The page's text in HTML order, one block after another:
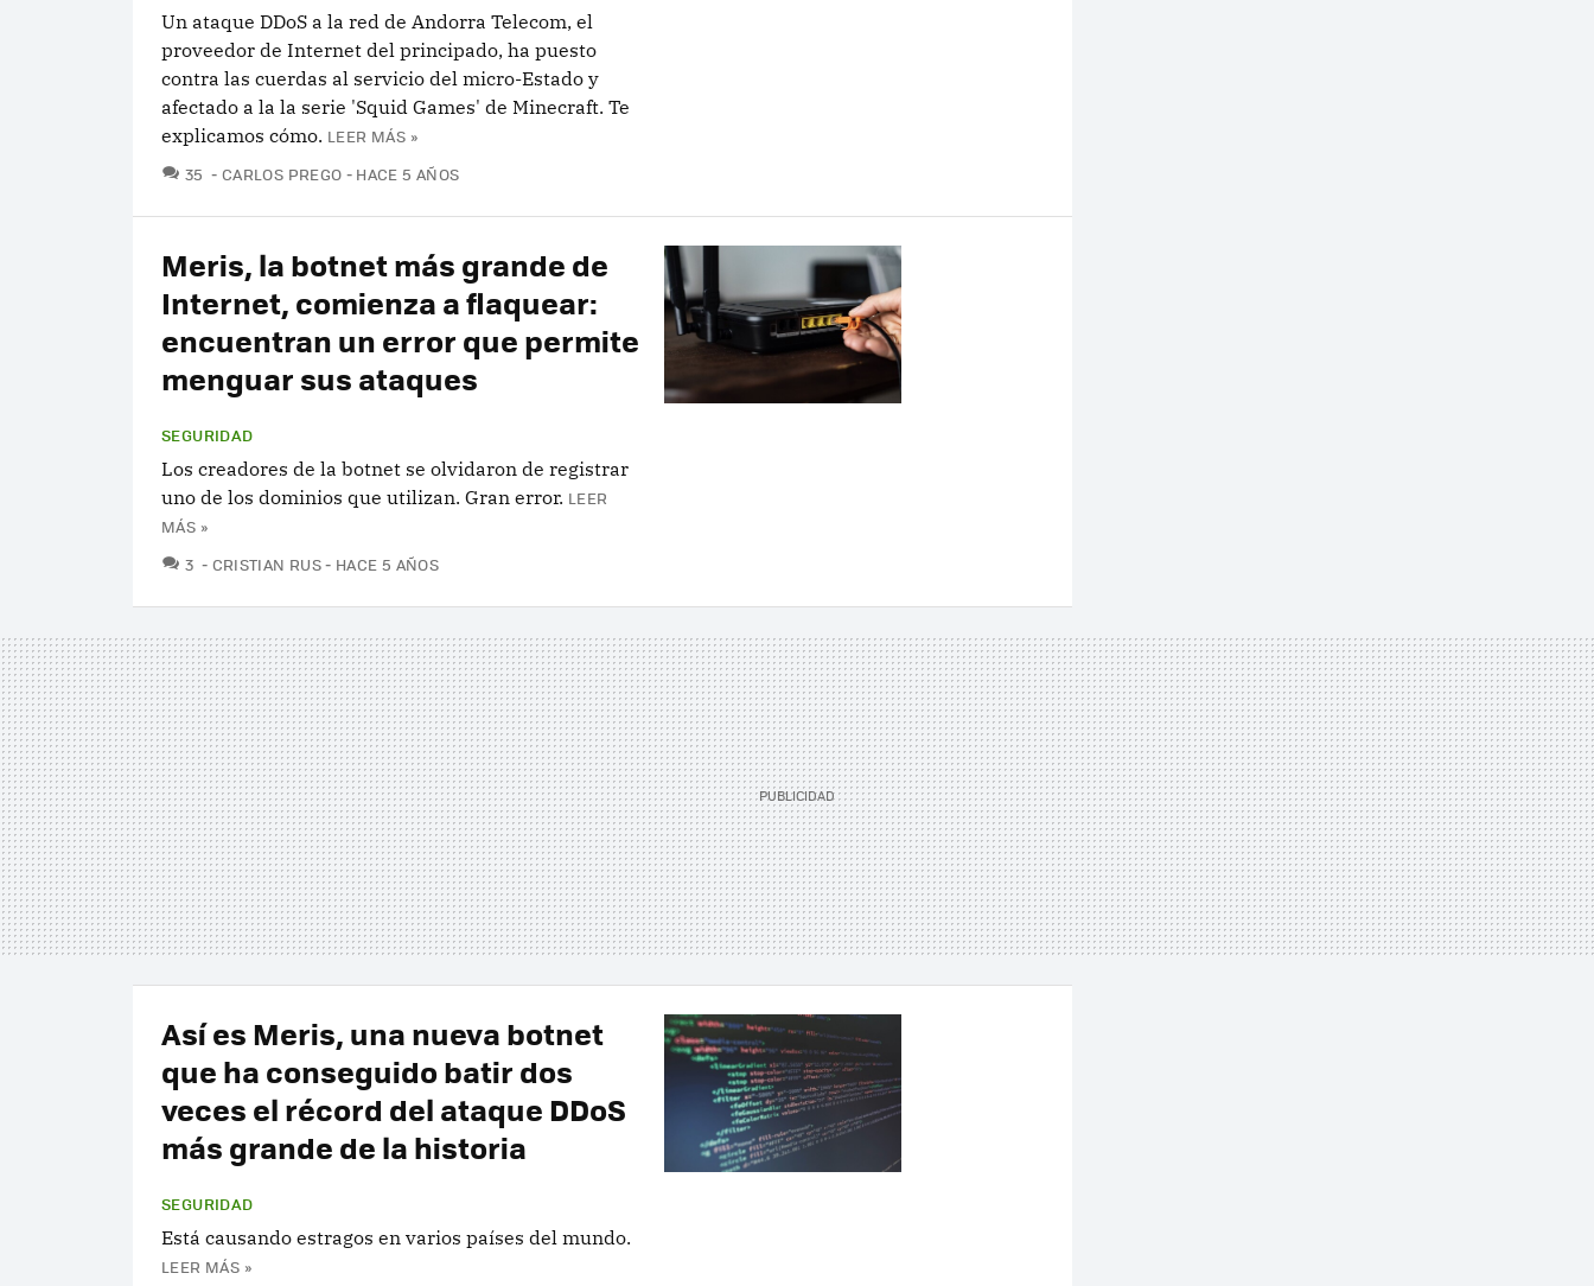
Un ataque DDoS a la red de Andorra Telecom, el
proveedor de Internet del principado, ha puesto
contra las cuerdas al servicio del micro-Estado y
afectado a la la serie 'Squid Games' de Minecraft. Te
explicamos cómo. LEER MÁS »
35 COMENTARIOS
CARLOS PREGO HACE 5 AÑOS
Meris, la botnet más grande de
Internet, comienza a flaquear:
encuentran un error que permite
menguar sus ataques
SEGURIDAD
Los creadores de la botnet se olvidaron de registrar
uno de los dominios que utilizan. Gran error. LEER
MÁS »
3 COMENTARIOS
CRISTIAN RUS HACE 5 AÑOS
Así es Meris, una nueva botnet
que ha conseguido batir dos
veces el récord del ataque DDoS
más grande de la historia
SEGURIDAD
Está causando estragos en varios países del mundo.
LEER MÁS »